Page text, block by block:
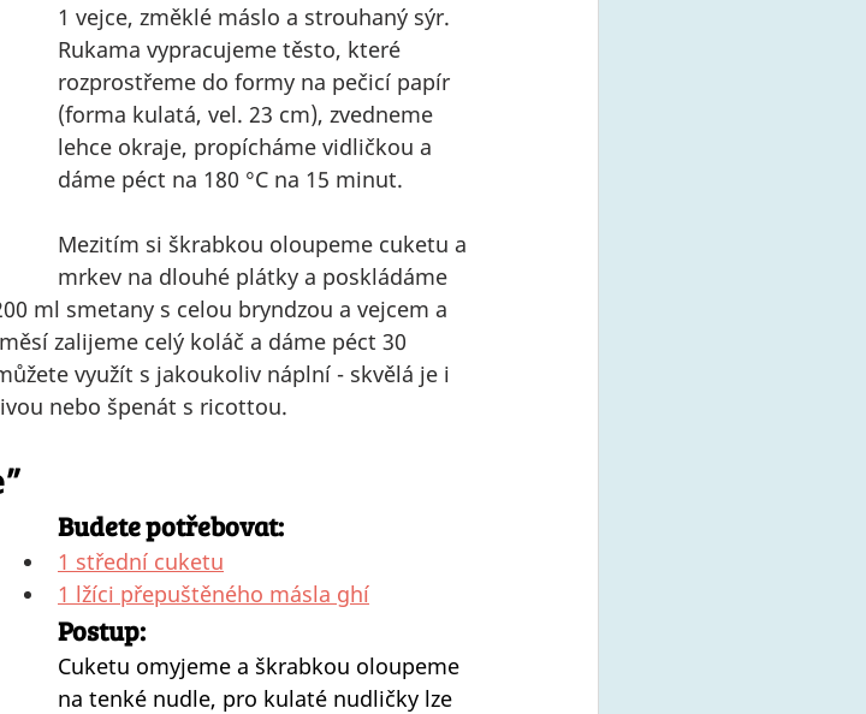
1 vejce, změklé máslo a strouhaný sýr.
Rukama vypracujeme těsto, které
rozprostřeme do formy na pečicí papír
(forma kulatá, vel. 23 cm), zvedneme
lehce okraje, propícháme vidličkou a
dáme péct na 180 °C na 15 minut.
Mezitím si škrabkou oloupeme cuketu a
mrkev na dlouhé plátky a poskládáme
ml smetany s celou bryndzou a vejcem a
zalijeme celý koláč a dáme péct 30
využít s jakoukoliv náplní - skvělá je i
nebo špenát s ricottou.
Budete potřebovat:
1 střední cuketu
1 lžíci přepuštěného másla ghí
Postup:
Cuketu omyjeme a škrabkou oloupeme
na tenké nudle, pro kulaté nudličky lze